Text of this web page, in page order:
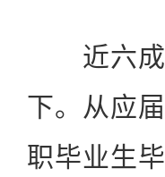
近六成
下。从应
职毕业生